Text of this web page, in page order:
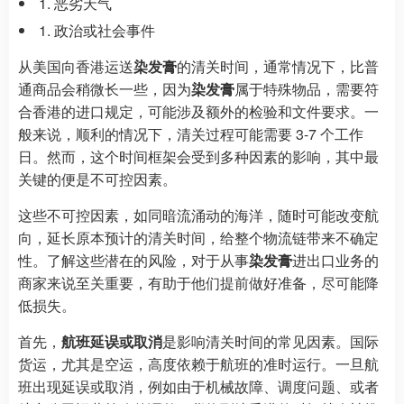
政治或社会事件
从美国向香港运送染发膏的清关时间，通常情况下，比普
通商品会稍微长一些，因为染发膏属于特殊物品，需要符
合香港的进口规定，可能涉及额外的检验和文件要求。一
般来说，顺利的情况下，清关过程可能需要 3-7 个工作
日。然而，这个时间框架会受到多种因素的影响，其中最
关键的便是不可控因素。
这些不可控因素，如同暗流涌动的海洋，随时可能改变航
向，延长原本预计的清关时间，给整个物流链带来不确定
性。了解这些潜在的风险，对于从事染发膏进出口业务的
商家来说至关重要，有助于他们提前做好准备，尽可能降
低损失。
首先， 航班延误或取消是影响清关时间的常见因素。国际
货运，尤其是空运，高度依赖于航班的准时运行。一旦航
班出现延误或取消，例如由于机械故障、调度问题、或者